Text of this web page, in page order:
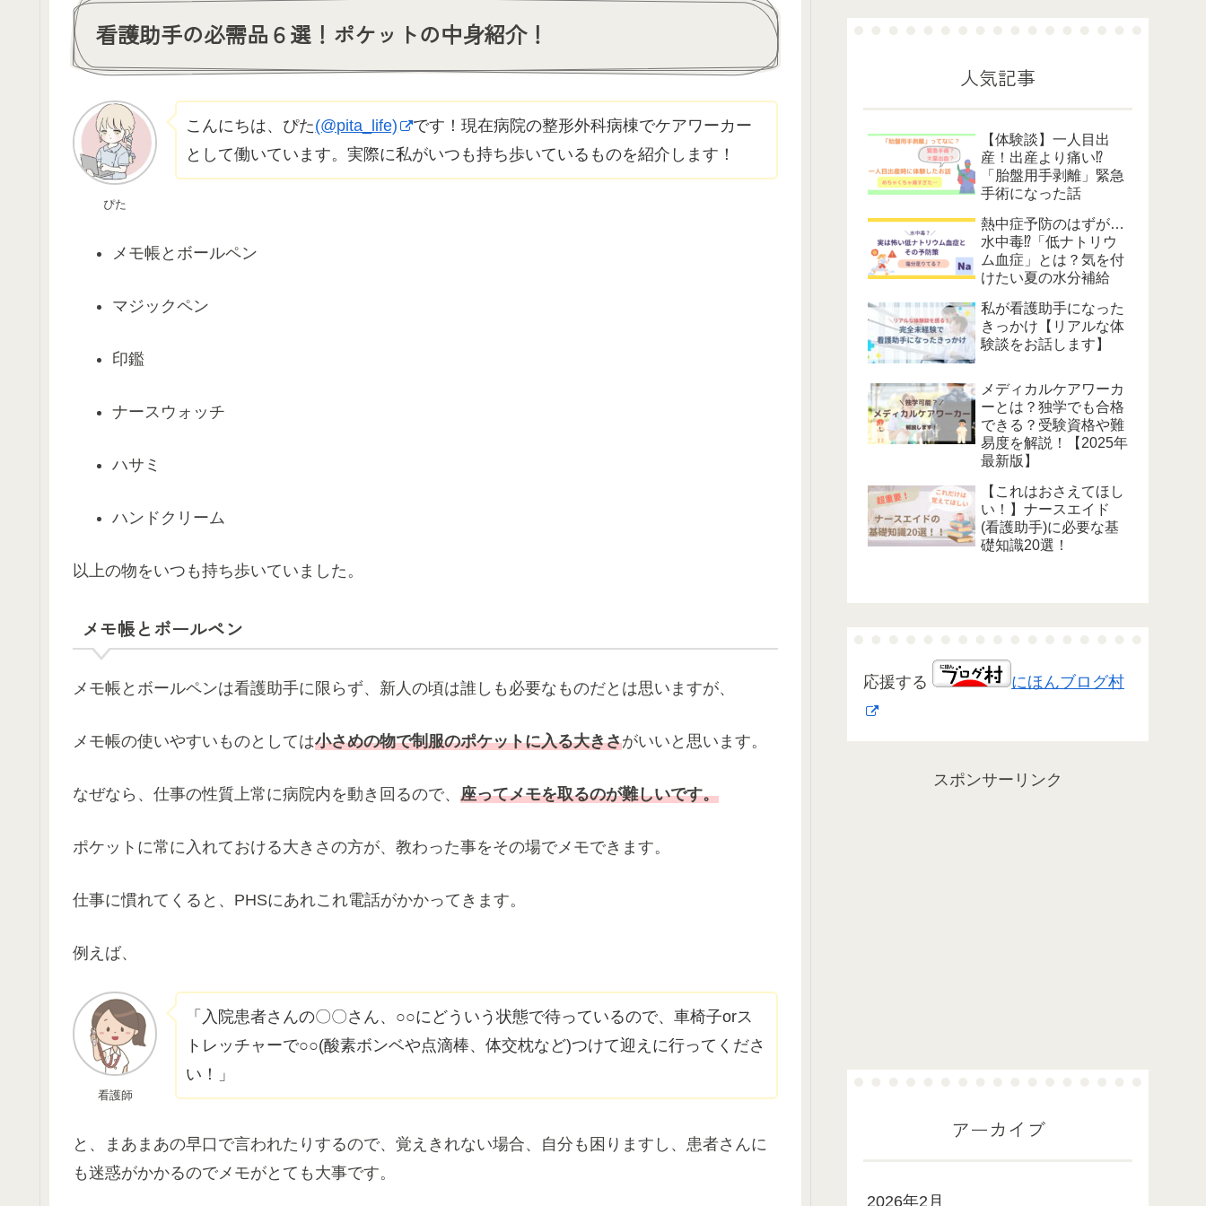
看護助手の必需品６選！ポケットの中身紹介！
ぴた
こんにちは、ぴた(@pita_life)
です！現在病院の整形外科病棟でケアワーカー
として働いています。実際に私がいつも持ち歩いているものを紹介します！
メモ帳とボールペン
マジックペン
印鑑
ナースウォッチ
ハサミ
ハンドクリーム
以上の物をいつも持ち歩いていました。
メモ帳とボールペン
メモ帳とボールペンは看護助手に限らず、新人の頃は誰しも必要なものだとは思いますが、
メモ帳の使いやすいものとしては小さめの物で制服のポケットに入る大きさがいいと思います。
なぜなら、仕事の性質上常に病院内を動き回るので、 座ってメモを取るのが難しいです。
ポケットに常に入れておける大きさの方が、教わった事をその場でメモできます。
仕事に慣れてくると、PHSにあれこれ電話がかかってきます。
例えば、
看護師
「入院患者さんの〇〇さん、○○にどういう状態で待っているので、車椅子orス
トレッチャーで○○(酸素ボンベや点滴棒、体交枕など)つけて迎えに行ってくださ
い！」
と、まあまあの早口で言われたりするので、覚えきれない場合、自分も困りますし、患者さんに
も迷惑がかかるのでメモがとても大事です。
人気記事
【体験談】一人目出
産！出産より痛い⁉
「胎盤用手剥離」緊急
手術になった話
熱中症予防のはずが…
水中毒⁉「低ナトリウ
ム血症」とは？気を付
けたい夏の水分補給
私が看護助手になった
きっかけ【リアルな体
験談をお話します】
メディカルケアワーカ
ーとは？独学でも合格
できる？受験資格や難
易度を解説！【2025年
最新版】
【これはおさえてほし
い！】ナースエイド
(看護助手)に必要な基
礎知識20選！
応援する にほんブログ村
スポンサーリンク
アーカイブ
2026年2月